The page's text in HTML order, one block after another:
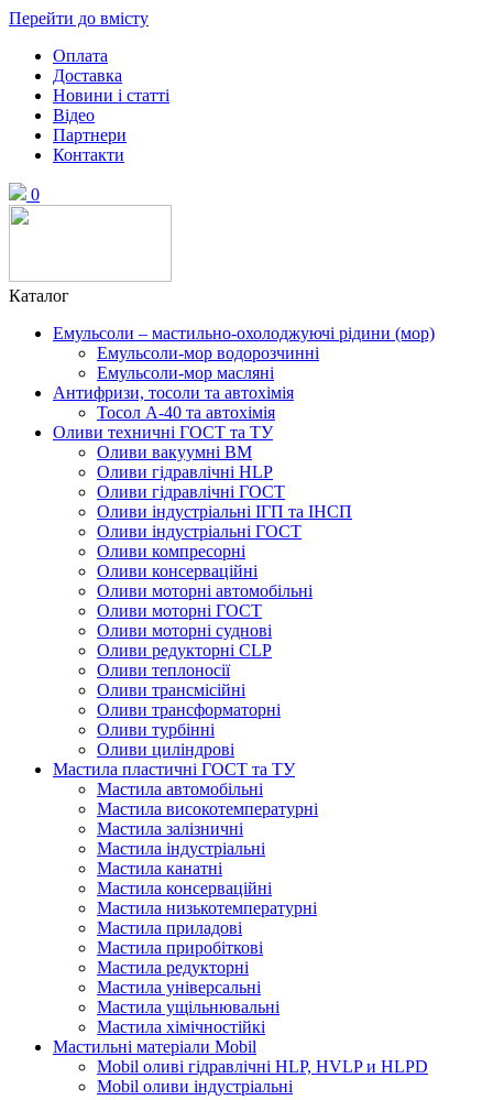
Перейти до вмісту
Оплата
Доставка
Новини і статті
Відео
Партнери
Контакти
0
Каталог
Емульсоли – мастильно-охолоджуючі рідини (мор)
Емульсоли-мор водорозчинні
Емульсоли-мор масляні
Антифризи, тосоли та автохімія
Тосол А-40 та автохімія
Оливи техничні ГОСТ та ТУ
Оливи вакуумні ВМ
Оливи гідравлічні HLP
Оливи гідравлічні ГОСТ
Оливи індустріальні ІГП та ІНСП
Оливи індустріальні ГОСТ
Оливи компресорні
Оливи консерваційні
Оливи моторні автомобільні
Оливи моторні ГОСТ
Оливи моторні суднові
Оливи редукторні CLP
Оливи теплоносії
Оливи трансмісійні
Оливи трансформаторні
Оливи турбінні
Оливи циліндрові
Мастила пластичні ГОСТ та ТУ
Мастила автомобільні
Мастила високотемпературні
Мастила залізничні
Мастила індустріальні
Мастила канатні
Мастила консерваційні
Мастила низькотемпературні
Мастила приладові
Мастила приробіткові
Мастила редукторні
Мастила універсальні
Мастила ущільнювальні
Мастила хімічностійкі
Мастильні матеріали Mobil
Mobil оливі гідравлічні HLP, HVLP и HLPD
Mobil оливи індустріальні